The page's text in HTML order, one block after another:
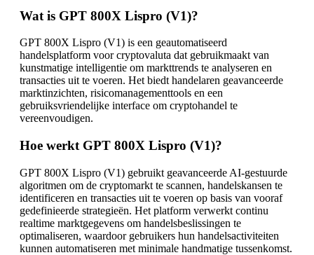
Wat is GPT 800X Lispro (V1)?
GPT 800X Lispro (V1) is een geautomatiseerd
handelsplatform voor cryptovaluta dat gebruikmaakt van
kunstmatige intelligentie om markttrends te analyseren en
transacties uit te voeren. Het biedt handelaren geavanceerde
marktinzichten, risicomanagementtools en een
gebruiksvriendelijke interface om cryptohandel te
vereenvoudigen.
Hoe werkt GPT 800X Lispro (V1)?
GPT 800X Lispro (V1) gebruikt geavanceerde AI-gestuurde
algoritmen om de cryptomarkt te scannen, handelskansen te
identificeren en transacties uit te voeren op basis van vooraf
gedefinieerde strategieën. Het platform verwerkt continu
realtime marktgegevens om handelsbeslissingen te
optimaliseren, waardoor gebruikers hun handelsactiviteiten
kunnen automatiseren met minimale handmatige tussenkomst.